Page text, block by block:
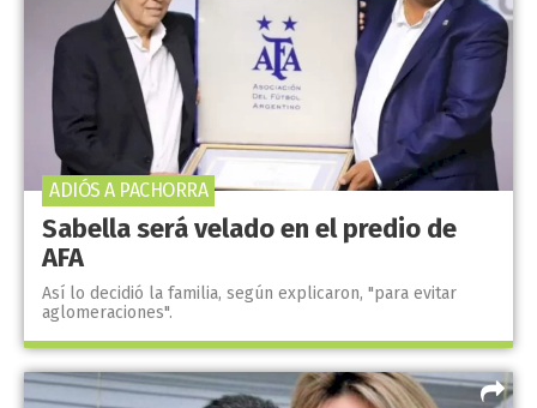
Sabella será velado en el predio de
AFA
Así lo decidió la familia, según explicaron, "para evitar
aglomeraciones".
ADIÓS A PACHORRA